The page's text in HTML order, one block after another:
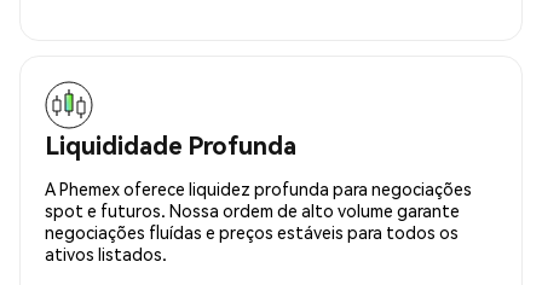
Liquididade Profunda
A Phemex oferece liquidez profunda para negociações
spot e futuros. Nossa ordem de alto volume garante
negociações fluídas e preços estáveis para todos os
ativos listados.